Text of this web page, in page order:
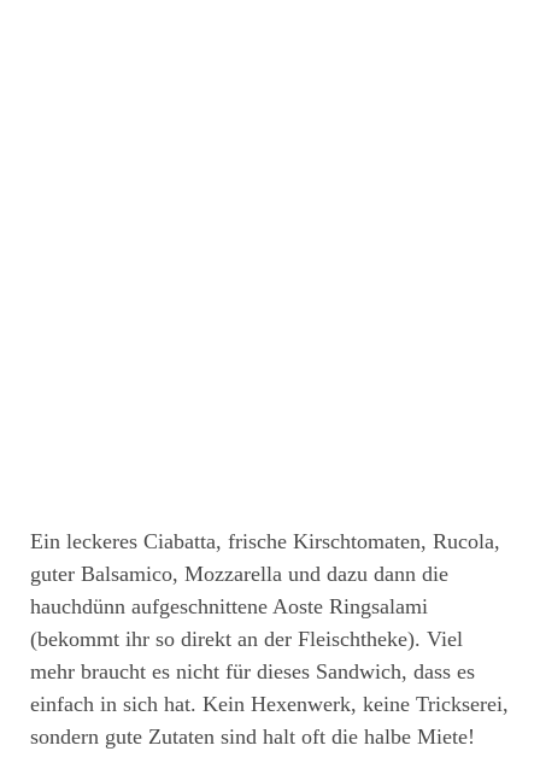
Ein leckeres Ciabatta, frische Kirschtomaten, Rucola,
guter Balsamico, Mozzarella und dazu dann die
hauchdünn aufgeschnittene Aoste Ringsalami
(bekommt ihr so direkt an der Fleischtheke). Viel
mehr braucht es nicht für dieses Sandwich, dass es
einfach in sich hat. Kein Hexenwerk, keine Trickserei,
sondern gute Zutaten sind halt oft die halbe Miete!